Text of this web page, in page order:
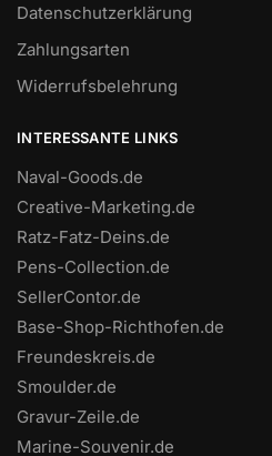
Datenschutzerklärung
Zahlungsarten
Widerrufsbelehrung
INTERESSANTE LINKS
Naval-Goods.de
Creative-Marketing.de
Ratz-Fatz-Deins.de
Pens-Collection.de
SellerContor.de
Base-Shop-Richthofen.de
Freundeskreis.de
Smoulder.de
Gravur-Zeile.de
Marine-Souvenir.de